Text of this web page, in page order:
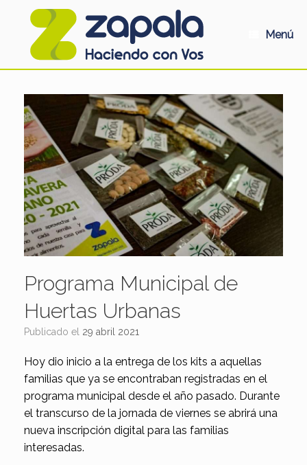
Menú
Programa Municipal de
Huertas Urbanas
Publicado el 29 abril 2021
Hoy dio inicio a la entrega de los kits a aquellas
familias que ya se encontraban registradas en el
programa municipal desde el año pasado. Durante
el transcurso de la jornada de viernes se abrirá una
nueva inscripción digital para las familias
interesadas.